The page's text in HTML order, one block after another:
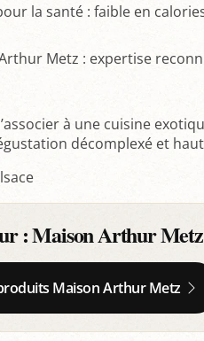
la santé : faible en
Metz : expertise
à une cuisine
décomplexé et
:Maison Arthur Metz
Maison Arthur Metz